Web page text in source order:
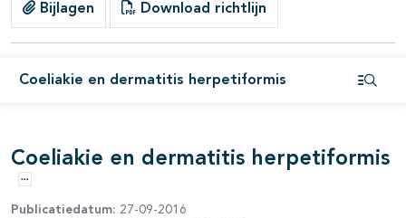
Bijlagen Download richtlijn
Coeliakie en dermatitis herpetiformis
Coeliakie en dermatitis herpetiformis
Opties
Publicatiedatum: 27-09-2016